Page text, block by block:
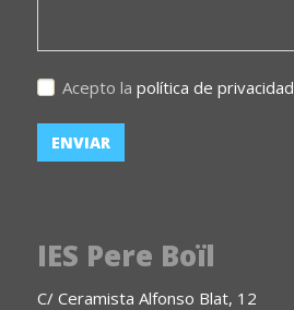
Acepto la política de privacidad
IES Pere Boïl
C/ Ceramista Alfonso Blat, 12